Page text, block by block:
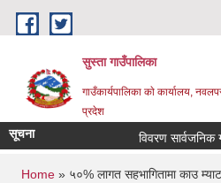
Skip to main content
सुस्ता गाउँपालिका
गाउँकार्यपालिका काे कार्यालय,
प्रदेश
सूचना विवरण सार्वजनिक
Home» ५०% लागत सहभागितामा काउ